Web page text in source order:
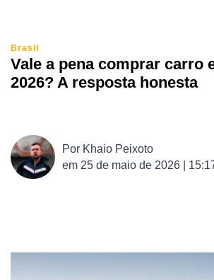
Brasil
Vale a pena comprar carro
2026? A resposta honesta
Por Khaio Peixoto
em 25 de maio de 2026 |